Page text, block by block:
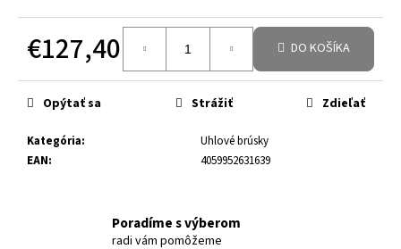
€127,40 DO KOŠÍKA
Kategória:
Uhlové brúsky
EAN: 4059952631639
Opýtať sa Strážiť Zdieľať
Poradíme s výberom
radi vám pomôžeme